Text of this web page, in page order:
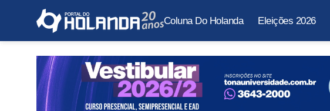
Coluna Do Holanda Eleições 2026